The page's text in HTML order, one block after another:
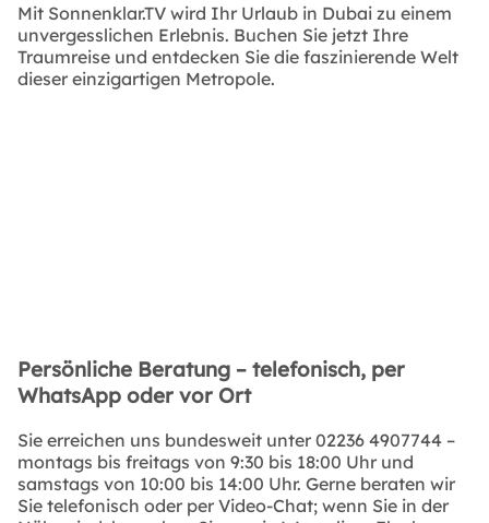
Mit Sonnenklar.TV wird Ihr Urlaub in Dubai zu einem
unvergesslichen Erlebnis. Buchen Sie jetzt Ihre
Traumreise und entdecken Sie die faszinierende Welt
dieser einzigartigen Metropole.
Persönliche Beratung – telefonisch, per
WhatsApp oder vor Ort
Sie erreichen uns bundesweit unter 02236 4907744 –
montags bis freitags von 9:30 bis 18:00 Uhr und
samstags von 10:00 bis 14:00 Uhr. Gerne beraten wir
Sie telefonisch oder per Video-Chat; wenn Sie in der